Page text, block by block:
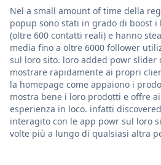
Nel a small amount of time della
popup sono stati in grado di boost i
(oltre 600 contatti reali) e hanno
media fino a oltre 6000 follower
sul loro sito. loro added powr slider
mostrare rapidamente ai propri
la homepage come appaiono i
mostra bene i loro prodotti e offre
esperienza in loco. infatti
interagito con le app powr sul loro
volte più a lungo di qualsiasi altra